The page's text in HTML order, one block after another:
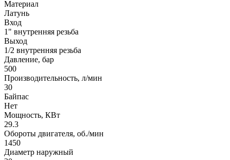
Материал
Латунь
Вход
1" внутренняя резьба
Выход
1/2 внутренняя резьба
Давление, бар
500
Производительность, л/мин
30
Байпас
Нет
Мощность, КВт
29.3
Обороты двигателя, об./мин
1450
Диаметр наружный